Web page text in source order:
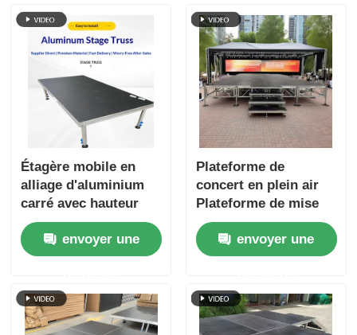
Étagère mobile en
alliage d'aluminium
carré avec hauteur
réglable 40-100 cm
pour une installation
rapide
envoyer une
Plateforme de
concert en plein air
Plateforme de mise
en scène en
aluminium carrée
ronde
envoyer une